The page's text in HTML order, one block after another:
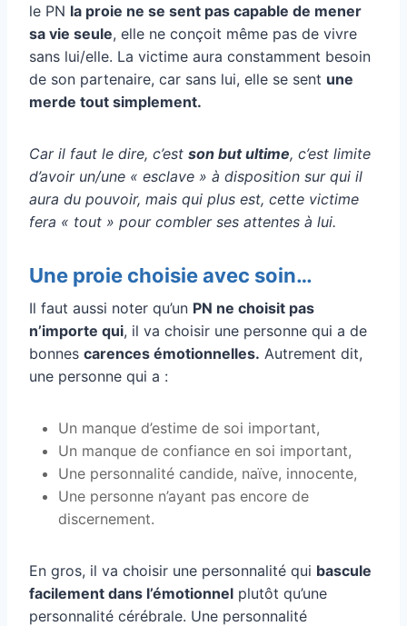
le PN la proie ne se sent pas capable de mener
sa vie seule, elle ne conçoit même pas de vivre
sans lui/elle. La victime aura constamment besoin
de son partenaire, car sans lui, elle se sent une
merde tout simplement.
Car il faut le dire, c’est son but ultime, c’est limite
d’avoir un/une « esclave » à disposition sur qui il
aura du pouvoir, mais qui plus est, cette victime
fera « tout » pour combler ses attentes à lui.
Une proie choisie avec soin…
Il faut aussi noter qu’un PN ne choisit pas
n’importe qui, il va choisir une personne qui a de
bonnes carences émotionnelles. Autrement dit,
une personne qui a :
Un manque d’estime de soi important,
Un manque de confiance en soi important,
Une personnalité candide, naïve, innocente,
Une personne n’ayant pas encore de
discernement.
En gros, il va choisir une personnalité qui bascule
facilement dans l’émotionnel plutôt qu’une
personnalité cérébrale. Une personnalité